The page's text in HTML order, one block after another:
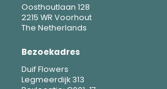
Oosthoutlaan 128
2215 WR Voorhout
The Netherlands
Bezoekadres
Duif Flowers
Legmeerdijk 313